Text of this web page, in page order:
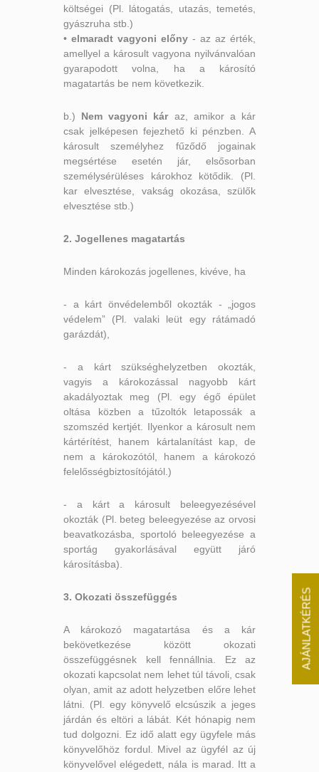
AJÁNLATKÉRÉS
költségei (Pl. látogatás, utazás, temetés,
gyászruha stb.)
• elmaradt vagyoni előny - az az érték,
amellyel a károsult vagyona nyilvánvalóan
gyarapodott volna, ha a károsító
magatartás be nem következik.
b.) Nem vagyoni káraz, amikor a kár
csak jelképesen fejezhető ki pénzben. A
károsult személyhez fűződő jogainak
megsértése esetén jár, elsősorban
személysérüléses károkhoz kötődik. (Pl.
kar elvesztése, vakság okozása, szülők
elvesztése stb.)
2. Jogellenes magatartás
Minden károkozás jogellenes, kivéve, ha
- a kárt önvédelemből okozták - „jogos
védelem” (Pl. valaki leüt egy rátámadó
garázdát),
- a kárt szükséghelyzetben okozták,
vagyis a károkozással nagyobb kárt
akadályoztak meg (Pl. egy égő épület
oltása közben a tűzoltók letapossák a
szomszéd kertjét. Ilyenkor a károsult nem
kártérítést, hanem kártalanítást kap, de
nem a károkozótól, hanem a károkozó
felelősségbiztosítójától.)
- a kárt a károsult beleegyezésével
okozták (Pl. beteg beleegyezése az orvosi
beavatkozásba, sportoló beleegyezése a
sportág gyakorlásával együtt járó
károsításba).
3. Okozati összefüggés
A károkozó magatartása és a kár
bekövetkezése között okozati
összefüggésnek kell fennállnia. Ez az
okozati kapcsolat nem lehet túl távoli, csak
olyan, amit az adott helyzetben előre lehet
látni. (Pl. egy könyvelő elcsúszik a jeges
járdán és eltöri a lábát. Két hónapig nem
tud dolgozni. Ez idő alatt egy ügyfele más
könyvelőhöz fordul. Mivel az ügyfél az új
könyvelővel elégedett, nála is marad. Itt a